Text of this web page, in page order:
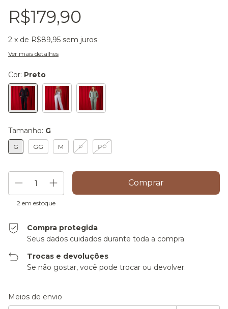
R$179,90
2 x de R$89,95 sem juros
Ver mais detalhes
Cor: Preto
Tamanho: G
G GG M P PP
2 em estoque
Compra protegida
Seus dados cuidados durante toda a compra.
Trocas e devoluções
Se não gostar, você pode trocar ou devolver.
Entregas para o CEP:
Meios de envio